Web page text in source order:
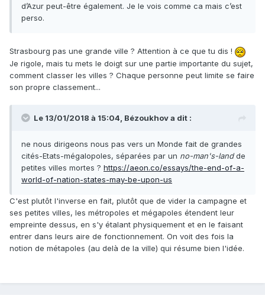
d’Azur peut-être également. Je le vois comme ca mais c’est
perso.
Strasbourg pas une grande ville ? Attention à ce que tu dis !
Je rigole, mais tu mets le doigt sur une partie importante du sujet,
comment classer les villes ? Chaque personne peut limite se faire
son propre classement...
Le 13/01/2018 à 15:04, Bézoukhova dit :
ne nous dirigeons nous pas vers un Monde fait de grandes
cités-Etats-mégalopoles, séparées par un no-man's-landde
petites villes mortes ? https://aeon.co/essays/the-end-of-a-
world-of-nation-states-may-be-upon-us
C'est plutôt l'inverse en fait, plutôt que de vider la campagne et
ses petites villes, les métropoles et mégapoles étendent leur
empreinte dessus, en s'y étalant physiquement et en le faisant
entrer dans leurs aire de fonctionnement. On voit des fois la
notion de métapoles (au delà de la ville) qui résume bien l'idée.